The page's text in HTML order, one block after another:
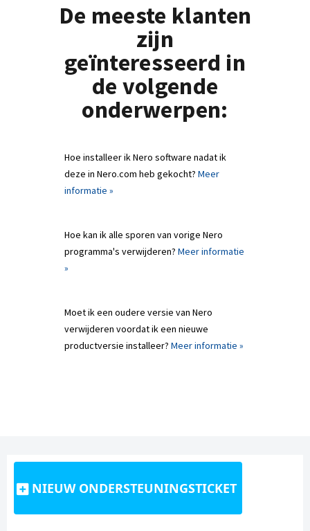
De meeste klanten
zijn
geïnteresseerd in
de volgende
onderwerpen:
Hoe installeer ik Nero software nadat ik
deze in Nero.com heb gekocht? Meer
informatie »
Hoe kan ik alle sporen van vorige Nero
programma's verwijderen? Meer informatie
»
Moet ik een oudere versie van Nero
verwijderen voordat ik een nieuwe
productversie installeer? Meer informatie »
NIEUW ONDERSTEUNINGSTICKET